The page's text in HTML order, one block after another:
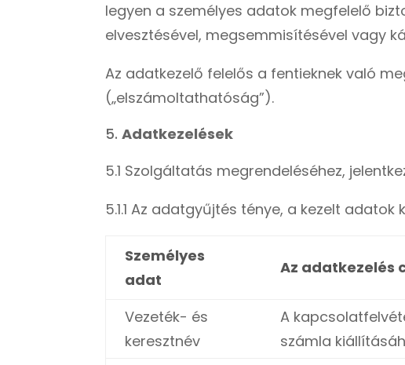
legyen a személyes adatok megfelelő
elvesztésével, megsemmisítésével vagy
Az adatkezelő felelős a fentieknek való
(„elszámoltathatóság”).
Adatkezelések
5.1 Szolgáltatás megrendeléséhez,
5.1.1 Az adatgyűjtés ténye, a kezelt
Személyes
adat
Az adatkezelés
Vezeték- és
keresztnév
A
számla